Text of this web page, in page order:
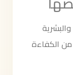
الكفاءة